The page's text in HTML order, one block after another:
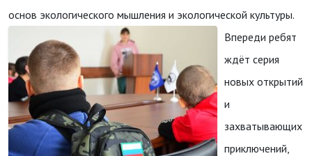
основ экологического мышления и экологической культуры.
Впереди ребят
ждёт серия
новых открытий
и
захватывающих
приключений,